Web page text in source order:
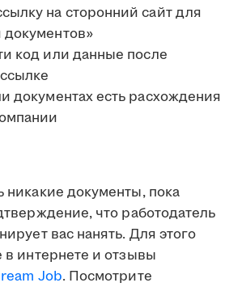
на сторонний сайт для
код или данные после
документах есть расхождения
никакие документы, пока
что работодатель
вас нанять. Для этого
в интернете и отзывы
Job. Посмотрите